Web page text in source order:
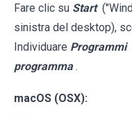
Fare clic su Start
sinistra del desktop),
Individuare Programmi
programma .
macOS (OSX):